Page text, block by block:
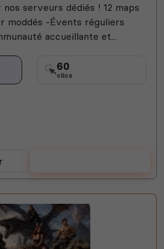
serveurs dédiés ! 12 maps
moddés -Évents réguliers
accueillante et...
60
clics